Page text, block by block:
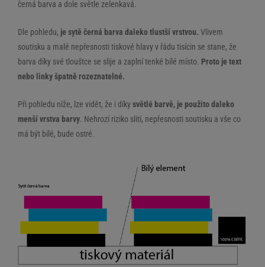
černá barva a dole světle zelenkavá.
Dle pohledu, je sytě černá barva daleko tlustší vrstvou. Vlivem
soutisku a malé nepřesnosti tiskové hlavy v řádu tisícin se stane, že
barva díky své tlouštce se slije a zaplní tenké bílé místo. Proto je text
nebo linky špatně rozeznatelné.
Při pohledu níže, lze vidět, že i díkysvětlé barvě, je použito daleko
menší vrstva barvy. Nehrozí riziko slití, nepřesnosti soutisku a vše co
má být bílé, bude ostré.